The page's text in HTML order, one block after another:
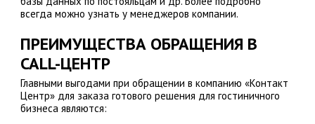
всегда можно узнать у менеджеров компании.
ПРЕИМУЩЕСТВА ОБРАЩЕНИЯ В
CALL-ЦЕНТР
Главными выгодами при обращении в компанию «Контакт
Центр» для заказа готового решения для гостиничного
бизнеса являются: